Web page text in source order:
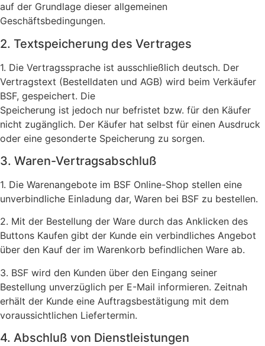
auf der Grundlage dieser allgemeinen
Geschäftsbedingungen.
2. Textspeicherung des Vertrages
1. Die Vertragssprache ist ausschließlich deutsch. Der
Vertragstext (Bestelldaten und AGB) wird beim Verkäufer
BSF, gespeichert. Die
Speicherung ist jedoch nur befristet bzw. für den Käufer
nicht zugänglich. Der Käufer hat selbst für einen Ausdruck
oder eine gesonderte Speicherung zu sorgen.
3. Waren-Vertragsabschluß
1. Die Warenangebote im BSF Online-Shop stellen eine
unverbindliche Einladung dar, Waren bei BSF zu bestellen.
2. Mit der Bestellung der Ware durch das Anklicken des
Buttons Kaufen gibt der Kunde ein verbindliches Angebot
über den Kauf der im Warenkorb befindlichen Ware ab.
3. BSF wird den Kunden über den Eingang seiner
Bestellung unverzüglich per E-Mail informieren. Zeitnah
erhält der Kunde eine Auftragsbestätigung mit dem
voraussichtlichen Liefertermin.
4. Abschluß von Dienstleistungen